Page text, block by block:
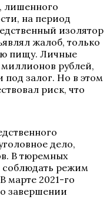
лишенного
на период
изолятор
жалоб, только
пищу. Личные
рублей,
под залог. Но в этом
риск, что
дело,
В тюремных
соблюдать режим
марте 2021-го
завершении